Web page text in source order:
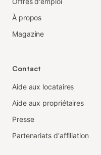
À propos
Magazine
Contact
Aide aux locataires
Aide aux propriétaires
Presse
Partenariats d'affiliation